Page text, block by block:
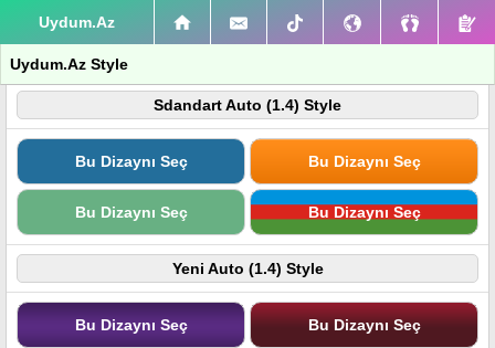
Uydum.Az
Uydum.Az Style
Sdandart Auto (1.4) Style
Bu Dizaynı Seç Bu Dizaynı Seç
Bu Dizaynı Seç Bu Dizaynı Seç
Yeni Auto (1.4) Style
Bu Dizaynı Seç Bu Dizaynı Seç